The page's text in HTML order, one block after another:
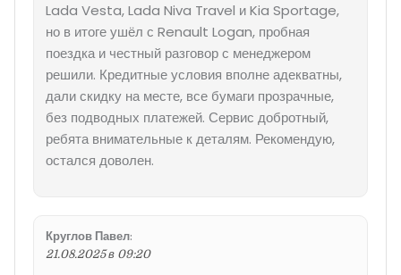
Lada Vesta, Lada Niva Travel и Kia Sportage,
но в итоге ушёл с Renault Logan, пробная
поездка и честный разговор с менеджером
решили. Кредитные условия вполне адекватны,
дали скидку на месте, все бумаги прозрачные,
без подводных платежей. Сервис добротный,
ребята внимательные к деталям. Рекомендую,
остался доволен.
Круглов Павел:
21.08.2025 в 09:20